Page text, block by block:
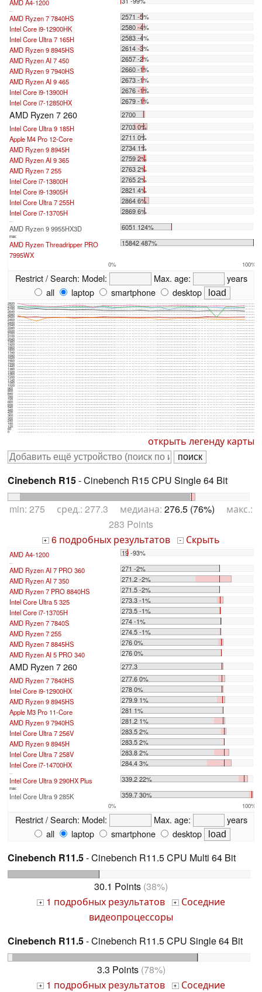
AMD A4-1200
...
AMD Ryzen 7 7840HS
2571 -5%
Intel Core i9-12900HK
2580 -4%
Intel Core Ultra 7 165H
2583 -4%
AMD Ryzen 9 8945HS
2614 -3%
AMD Ryzen AI 7 450
2657 -2%
AMD Ryzen 9 7940HS
2660 -1%
AMD Ryzen AI 9 465
2673 -1%
Intel Core i9-13900H
2676 -1%
Intel Core i7-12850HX
2679 -1%
AMD Ryzen 7 260
2700
Intel Core Ultra 9 185H
2703 0%
Apple M4 Pro 12-Core
2711 0%
AMD Ryzen 9 8945H
2734 1%
AMD Ryzen AI 9 365
2759 2%
AMD Ryzen 7 255
2763 2%
Intel Core i7-13800H
2765 2%
Intel Core i9-13905H
2821 4%
Intel Core Ultra 7 255H
2864 6%
Intel Core i7-13705H
2869 6%
...
AMD Ryzen 9 9955HX3D 6051 124%
max:
AMD Ryzen Threadripper PRO
7995WX
15842 487%
0% 100%
Restrict / Search: Model: Max. age:
years
all
laptop smartphone desktop
0
60
120
180
240
300
360
420
480
540
600
660
720
780
840
900
960
1020
1080
1140
1200
1260
1320
1380
1440
1500
1560
1620
1680
1740
1800
1860
1920
1980
2040
2100
2160
2220
2280
2340
2400
2460
2520
2580
2640
2700
2760
2820
открыть легенду карты
Cinebench R15- Cinebench R15 CPU Single 64 Bit
min: 275 сред.: 277.3 медиана: 276.5 (76%) макс.:
283 Points
+ 6 подробных результатов - Скрыть
AMD A4-1200 19 -93%
...
AMD Ryzen AI 7 PRO 360
271 -2%
AMD Ryzen AI 7 350
271.2 -2%
AMD Ryzen 7 PRO 8840HS
271.5 -2%
Intel Core Ultra 5 325
273.3 -1%
Intel Core i7-13705H
273.5 -1%
AMD Ryzen 7 7840S
274 -1%
AMD Ryzen 7 255
274.5 -1%
AMD Ryzen 7 8845HS
276 0%
AMD Ryzen AI 5 PRO 340
276 0%
AMD Ryzen 7 260
277.3
AMD Ryzen 7 7840HS
277.6 0%
Intel Core i9-12900HX
278 0%
AMD Ryzen 9 8945HS
279.9 1%
Apple M3 Pro 11-Core
281 1%
AMD Ryzen 9 7940HS
281.2 1%
Intel Core Ultra 7 256V
283.5 2%
AMD Ryzen 9 8945H
283.5 2%
Intel Core Ultra 7 258V
283.8 2%
Intel Core i7-14700HX
284.4 3%
...
Intel Core Ultra 9 290HX Plus 339.2 22%
max:
Intel Core Ultra 9 285K 359.7 30%
0% 100%
Restrict / Search: Model: Max. age:
years
all
laptop smartphone desktop
Cinebench R11.5- Cinebench R11.5 CPU Multi 64 Bit
30.1 Points (38%)
+ 1 подробных результатов + Соседние
видеопроцессоры
Cinebench R11.5- Cinebench R11.5 CPU Single 64 Bit
3.3 Points(78%)
+ 1 подробных результатов + Соседние